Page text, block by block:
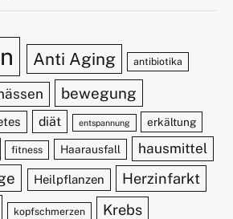
Anti Aging antibiotika
bewegung
diät entspannung erkältung
fitness Haarausfall hausmittel
Heilpflanzen Herzinfarkt
kopfschmerzen Krebs